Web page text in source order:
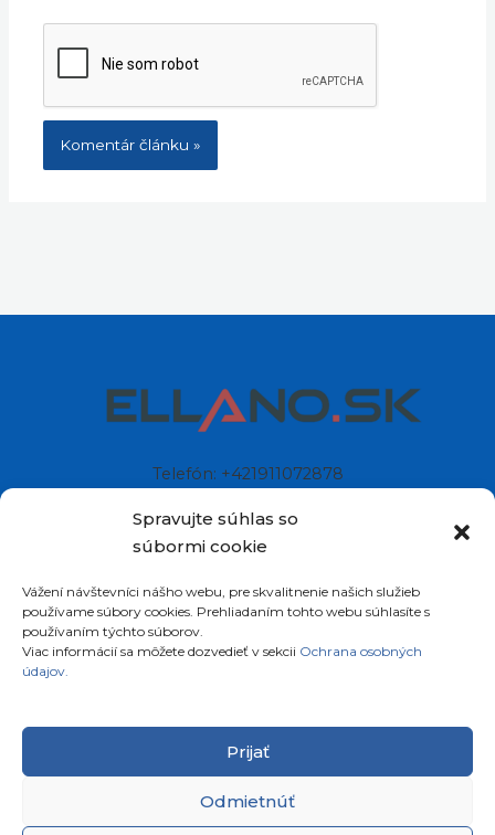
Spravujte súhlas so
súbormi cookie
Vážení návštevníci nášho webu, pre skvalitnenie našich služieb
používame súbory cookies. Prehliadaním tohto webu súhlasíte s
používaním týchto súborov.
Viac informácií sa môžete dozvedieť v sekcii Ochrana osobných
údajov.
Prijať
Odmietnúť
Telefón: +421911072878
Sídlo: Štiavnička 211/49
Slovenská republika
Copyright © 2026satelity.ellano.skAll rights